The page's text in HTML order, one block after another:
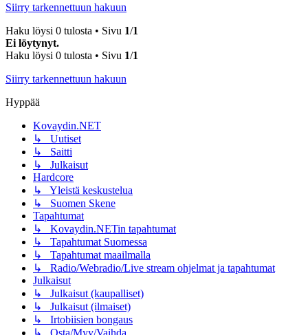
Siirry tarkennettuun hakuun
Haku löysi 0 tulosta • Sivu 1/1
Ei löytynyt.
Haku löysi 0 tulosta • Sivu 1/1
Siirry tarkennettuun hakuun
Hyppää
Kovaydin.NET
↳ Uutiset
↳ Saitti
↳ Julkaisut
Hardcore
↳ Yleistä keskustelua
↳ Suomen Skene
Tapahtumat
↳ Kovaydin.NETin tapahtumat
↳ Tapahtumat Suomessa
↳ Tapahtumat maailmalla
↳ Radio/Webradio/Live stream ohjelmat ja tapahtumat
Julkaisut
↳ Julkaisut (kaupalliset)
↳ Julkaisut (ilmaiset)
↳ Irtobiisien bongaus